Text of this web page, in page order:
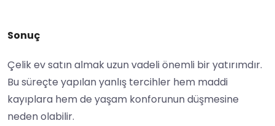
Sonuç
Çelik ev satın almak uzun vadeli önemli bir yatırımdır.
Bu süreçte yapılan yanlış tercihler hem maddi
kayıplara hem de yaşam konforunun düşmesine
neden olabilir.